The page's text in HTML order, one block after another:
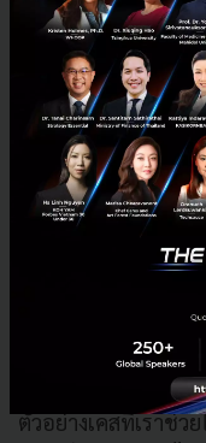
กับเรื่องนี้ คนของเร
คุณต้องเข้าใจ มีอะไร
ล่าสุดที่เราให้บริการ
Compute Service
เหมาะกับเรื่องนี้ อย่
Mail server แต่ก็จะ
ประหยัดค่าใช้จ่ายม
ต้องการลดค่าใช้จ่า
เพราะคุณสามารถ
ลูกค้าก็บอกว่าต้องป
ท้าทายของเราที่ต้อ
ตัวอย่างเคสที่เราช่